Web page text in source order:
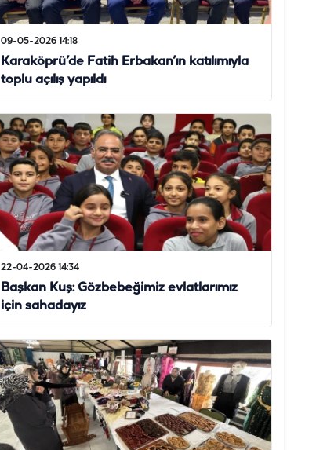
09-05-2026 14:18
Karaköprü’de Fatih Erbakan’ın katılımıyla
toplu açılış yapıldı
22-04-2026 14:34
Başkan Kuş: Gözbebeğimiz evlatlarımız
için sahadayız